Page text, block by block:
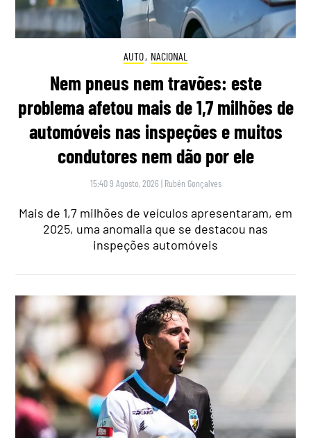
AUTO, NACIONAL
Nem pneus nem travões: este
problema afetou mais de 1,7 milhões de
automóveis nas inspeções e muitos
condutores nem dão por ele
15:40 9 Agosto, 2026 | Rubén Gonçalves
Mais de 1,7 milhões de veículos apresentaram, em
2025, uma anomalia que se destacou nas
inspeções automóveis